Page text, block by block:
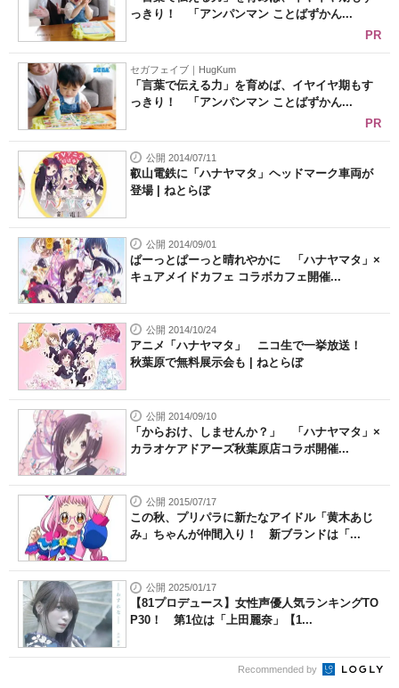
っきり！ 「アンパンマン ことばずかん...
PR
セガフェイブ｜HugKum
「言葉で伝える力」を育めば、イヤイヤ期もす
っきり！ 「アンパンマン ことばずかん...
PR
公開 2014/07/11
叡山電鉄に「ハナヤマタ」ヘッドマーク車両が
登場 | ねとらぼ
公開 2014/09/01
ぱーっとぱーっと晴れやかに 「ハナヤマタ」×
キュアメイドカフェ コラボカフェ開催...
公開 2014/10/24
アニメ「ハナヤマタ」 ニコ生で一挙放送！
秋葉原で無料展示会も | ねとらぼ
公開 2014/09/10
「からおけ、しませんか？」 「ハナヤマタ」×
カラオケアドアーズ秋葉原店コラボ開催...
公開 2015/07/17
この秋、プリパラに新たなアイドル「黄木あじ
み」ちゃんが仲間入り！ 新ブランドは「...
公開 2025/01/17
【81プロデュース】女性声優人気ランキングTO
P30！ 第1位は「上田麗奈」【1...
Recommended by